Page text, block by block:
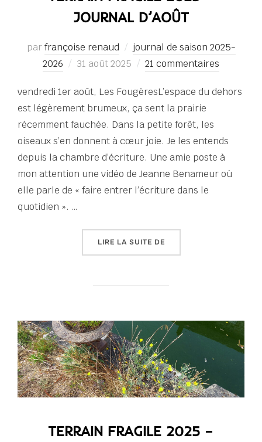
JOURNAL D’AOÛT
parfrançoise renaud
journal de saison 2025-
2026
Publié
31 août 2025 21 commentaires
vendredi 1er août, Les FougèresL’espace du dehors
est légèrement brumeux, ça sent la prairie
récemment fauchée. Dans la petite forêt, les
oiseaux s’en donnent à cœur joie. Je les entends
depuis la chambre d’écriture. Une amie poste à
mon attention une vidéo de Jeanne Benameur où
elle parle de « faire entrer l’écriture dans le
quotidien ». …
LIRE LA SUITE DE« TERRAIN FRAGILE
TERRAIN FRAGILE 2025 –